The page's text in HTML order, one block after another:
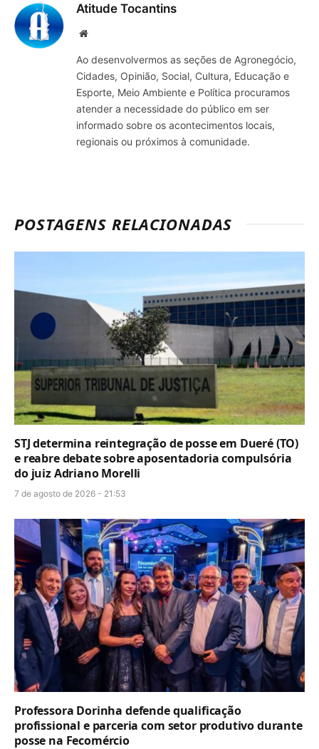
Atitude Tocantins
Site
Ao desenvolvermos as seções de Agronegócio,
Cidades, Opinião, Social, Cultura, Educação e
Esporte, Meio Ambiente e Política procuramos
atender a necessidade do público em ser
informado sobre os acontecimentos locais,
regionais ou próximos à comunidade.
POSTAGENS RELACIONADAS
STJ determina reintegração de posse em Dueré (TO)
e reabre debate sobre aposentadoria compulsória
do juiz Adriano Morelli
7 de agosto de 2026 - 21:53
Professora Dorinha defende qualificação
profissional e parceria com setor produtivo durante
posse na Fecomércio